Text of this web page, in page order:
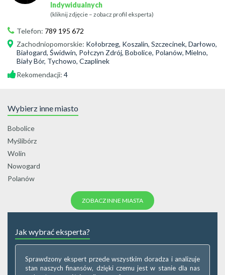
Indywidualnych
(kliknij zdjęcie – zobacz profil eksperta)
Telefon: 789 195 672
Zachodniopomorskie: Kołobrzeg, Koszalin, Szczecinek, Darłowo,
Białogard, Świdwin, Połczyn Zdrój, Bobolice, Polanów, Mielno,
Biały Bór, Tychowo, Czaplinek
Rekomendacji: 4
Wybierz inne miasto
Bobolice
Myślibórz
Wolin
Nowogard
Polanów
ZOBACZ INNE MIASTA
Jak wybrać eksperta?
Sprawdzony ekspert przede wszystkim doradza i analizuje
stan naszych finansów, dzięki czemu jest w stanie dla nas